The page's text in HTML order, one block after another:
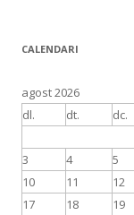
CALENDARI
agost 2026
dl.
dt. dc.
3
4 5
10
11 12
17
18 19